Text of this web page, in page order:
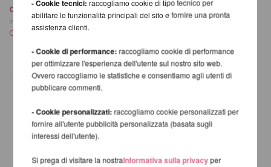
da 701,60 EUR
incl. 21 % UST escl.
Costi di spedizione
incl. 21 % UST escl.
Costi di spedizione
ALTRI PRODOTTI DELLA
STESSA MARCA
- Cookie tecnici: raccogliamo cookie di tipo tecnico per
abilitare le funzionalità principali del sito e fornire una pronta
assistenza clienti.
- Cookie di performance: raccogliamo cookie di performance
per ottimizzare l'esperienza dell'utente sul nostro sito web.
Ovvero raccogliamo le statistiche e consentiamo agli utenti di
pubblicare commenti.
- Cookie personalizzati: raccogliamo cookie personalizzati per
fornire all'utente pubblicità personalizzata (basata sugli
interessi dell'utente).
Si prega di visitare la nostraInformativa sulla privacyper